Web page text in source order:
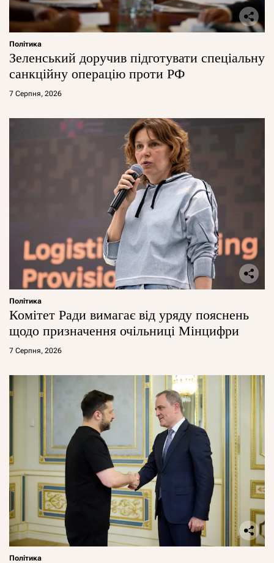
Політика
Зеленський доручив підготувати спеціальну
санкційну операцію проти РФ
7 Серпня, 2026
Політика
Комітет Ради вимагає від уряду пояснень
щодо призначення очільниці Мінцифри
7 Серпня, 2026
Політика